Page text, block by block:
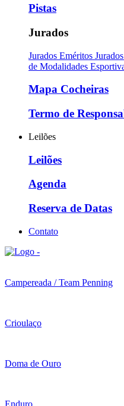
Pistas
Jurados
Jurados Eméritos
de Modalidades
Mapa Cocheiras
Termo de
Leilões
Leilões
Agenda
Reserva de Datas
Contato
Campereada / Team Penning
Crioulaço
Doma de Ouro
Enduro